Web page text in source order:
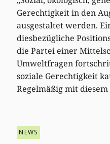
Gerechtigkeit in den
ausgestaltet werden.
diesbezügliche
die Partei einer
Umweltfragen
soziale Gerechtigkeit
Regelmäßig mit
NEWS